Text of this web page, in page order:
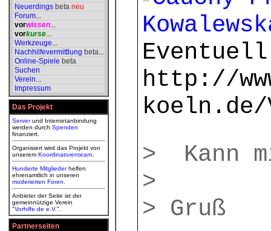
Neuerdings beta neu
Forum...
vorwissen...
vorkurse...
Werkzeuge...
Nachhilfevermittlung beta...
Online-Spiele beta
Suchen
Verein...
Impressum
Das Projekt
Serverund Internetanbindung
werden durch Spenden
finanziert.
Organisiert wird das Projekt von
unserem Koordinatorenteam
Hunderte Mitgliederhelfen
ehrenamtlich in unseren
moderierten Foren
Anbieter der Seite ist der
gemeinnützige Verein
"Vorhilfe.de e.V.".
Partnerseiten
http://
koeln.de/
> Kann
>
> Gruß